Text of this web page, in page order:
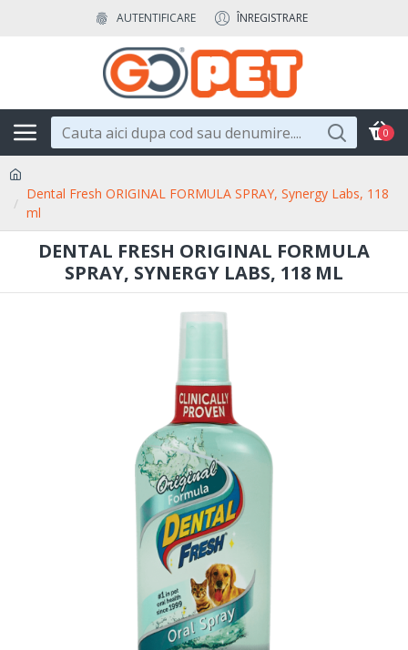
AUTENTIFICARE ÎNREGISTRARE
0
Dental Fresh ORIGINAL FORMULA SPRAY, Synergy Labs, 118
ml
DENTAL FRESH ORIGINAL FORMULA
SPRAY, SYNERGY LABS, 118 ML